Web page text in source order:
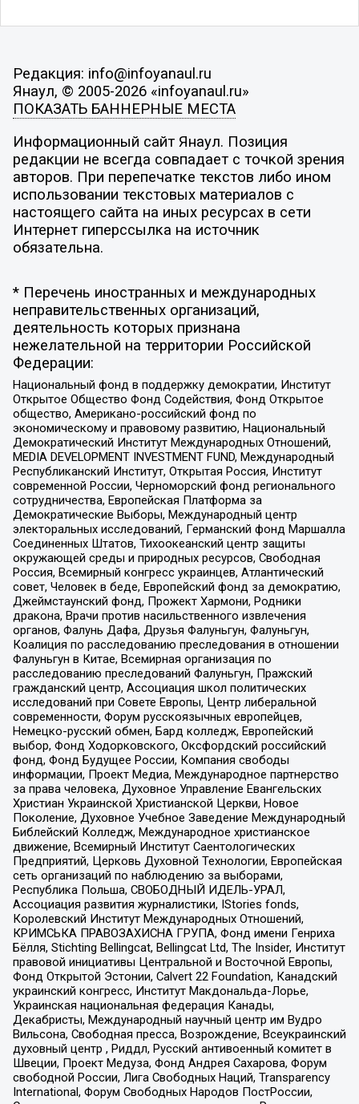
Редакция: info@infoyanaul.ru
Янаул, © 2005-2026 «infoyanaul.ru»
ПОКАЗАТЬ БАННЕРНЫЕ МЕСТА
Информационный сайт Янаул. Позиция
редакции не всегда совпадает с точкой зрения
авторов. При перепечатке текстов либо ином
использовании текстовых материалов с
настоящего сайта на иных ресурсах в сети
Интернет гиперссылка на источник
обязательна.
* Перечень иностранных и международных
неправительственных организаций,
деятельность которых признана
нежелательной на территории Российской
Федерации:
Национальный фонд в поддержку демократии, Институт
Открытое Общество Фонд Содействия, Фонд Открытое
общество, Американо-российский фонд по
экономическому и правовому развитию, Национальный
Демократический Институт Международных Отношений,
MEDIA DEVELOPMENT INVESTMENT FUND, Международный
Республиканский Институт, Открытая Россия, Институт
современной России, Черноморский фонд регионального
сотрудничества, Европейская Платформа за
Демократические Выборы, Международный центр
электоральных исследований, Германский фонд Маршалла
Соединенных Штатов, Тихоокеанский центр защиты
окружающей среды и природных ресурсов, Свободная
Россия, Всемирный конгресс украинцев, Атлантический
совет, Человек в беде, Европейский фонд за демократию,
Джеймстаунский фонд, Прожект Хармони, Родники
дракона, Врачи против насильственного извлечения
органов, Фалунь Дафа, Друзья Фалуньгун, Фалуньгун,
Коалиция по расследованию преследования в отношении
Фалуньгун в Китае, Всемирная организация по
расследованию преследований Фалуньгун, Пражский
гражданский центр, Ассоциация школ политических
исследований при Совете Европы, Центр либеральной
современности, Форум русскоязычных европейцев,
Немецко-русский обмен, Бард колледж, Европейский
выбор, Фонд Ходорковского, Оксфордский российский
фонд, Фонд Будущее России, Компания свободы
информации, Проект Медиа, Международное партнерство
за права человека, Духовное Управление Евангельских
Христиан Украинской Христианской Церкви, Новое
Поколение, Духовное Учебное Заведение Международный
Библейский Колледж, Международное христианское
движение, Всемирный Институт Саентологических
Предприятий, Церковь Духовной Технологии, Европейская
сеть организаций по наблюдению за выборами,
Республика Польша, СВОБОДНЫЙ ИДЕЛЬ-УРАЛ,
Ассоциация развития журналистики, IStories fonds,
Королевский Институт Международных Отношений,
КРИМСЬКА ПРАВОЗАХИСНА ГРУПА, Фонд имени Генриха
Бёлля, Stichting Bellingcat, Bellingcat Ltd, The Insider, Институт
правовой инициативы Центральной и Восточной Европы,
Фонд Открытой Эстонии, Calvert 22 Foundation, Канадский
украинский конгресс, Институт Макдональда-Лорье,
Украинская национальная федерация Канады,
Декабристы, Международный научный центр им Вудро
Вильсона, Свободная пресса, Возрождение, Всеукраинский
духовный центр , Риддл, Русский антивоенный комитет в
Швеции, Проект Медуза, Фонд Андрея Сахарова, Форум
свободной России, Лига Свободных Наций, Transparеncy
International, Форум Свободных Народов ПостРоссии,